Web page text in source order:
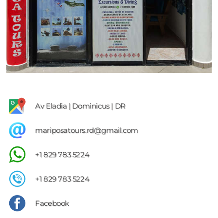
Av Eladia | Dominicus | DR
mariposatours.rd@gmail.com
+1 829 783 5224
+1 829 783 5224
Facebook